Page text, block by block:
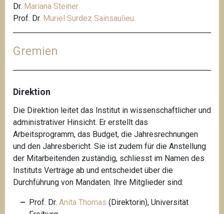
Dr. Mariana Steiner
Prof. Dr. Muriel Surdez Sainsaulieu
Gremien
Direktion
Die Direktion leitet das Institut in wissenschaftlicher und
administrativer Hinsicht. Er erstellt das
Arbeitsprogramm, das Budget, die Jahresrechnungen
und den Jahresbericht. Sie ist zudem für die Anstellung
der Mitarbeitenden zuständig, schliesst im Namen des
Instituts Verträge ab und entscheidet über die
Durchführung von Mandaten. Ihre Mitglieder sind:
Prof. Dr. Anita Thomas (Direktorin), Universität